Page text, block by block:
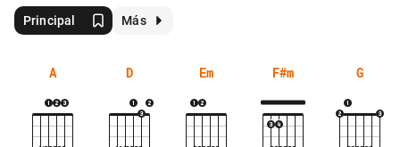
Principal Más
A D Em F#m G